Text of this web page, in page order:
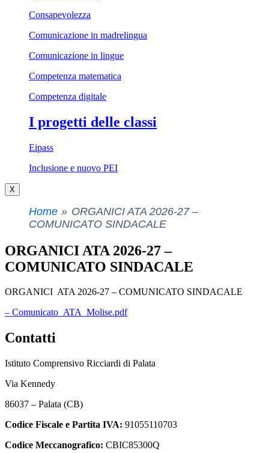
Consapevolezza
Comunicazione in madrelingua
Comunicazione in lingue
Competenza matematica
Competenza digitale
I progetti delle classi
Eipass
Inclusione e nuovo PEI
X
Home
ORGANICI ATA 2026-27 –
COMUNICATO SINDACALE
ORGANICI ATA 2026-27 –
COMUNICATO SINDACALE
ORGANICI ATA 2026-27 – COMUNICATO SINDACALE
– Comunicato_ATA_Molise.pdf
Contatti
Istituto Comprensivo Ricciardi di Palata
Via Kennedy
86037 – Palata (CB)
Codice Fiscale e Partita IVA: 91055110703
Codice Meccanografico: CBIC85300Q